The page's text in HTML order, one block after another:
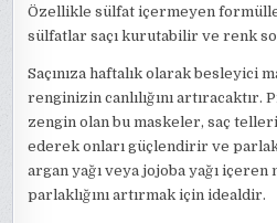
Özellikle sülfat içermeyen
sülfatlar saçı kurutabilir ve renk
Saçınıza haftalık olarak besleyici
renginizin canlılığını artıracaktır.
zengin olan bu maskeler, saç
ederek onları güçlendirir ve
argan yağı veya jojoba yağı içeren
parlaklığını artırmak için idealdir.